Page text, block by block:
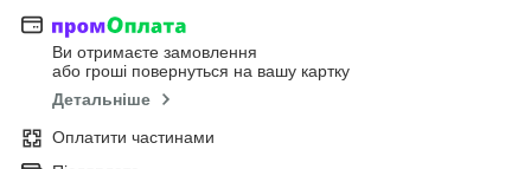
Ви отримаєте замовлення
або гроші повернуться на вашу картку
Детальніше
Оплатити частинами